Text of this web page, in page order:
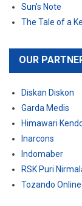
Sun's Note
The Tale of a
OUR
Diskan Diskon
Garda Medis
Himawari
Inarcons
Indomaber
RSK Puri
Tozando